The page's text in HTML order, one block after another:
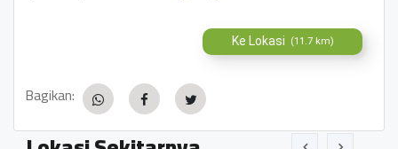
Ke Lokasi (11.7 km)
Bagikan: